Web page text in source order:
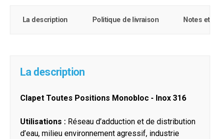
La description Politique de livraison Notes et
La description
Clapet Toutes Positions Monobloc - Inox 316
Utilisations : Réseau d’adduction et de distribution
d’eau, milieu environnement agressif, industrie